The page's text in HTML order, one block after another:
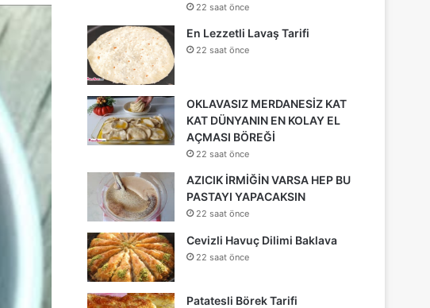
22 saat önce
En Lezzetli Lavaş Tarifi
22 saat önce
OKLAVASIZ MERDANESİZ KAT
KAT DÜNYANIN EN KOLAY EL
AÇMASI BÖREĞİ
22 saat önce
AZICIK İRMİĞİN VARSA HEP BU
PASTAYI YAPACAKSIN
22 saat önce
Cevizli Havuç Dilimi Baklava
22 saat önce
Patatesli Börek Tarifi